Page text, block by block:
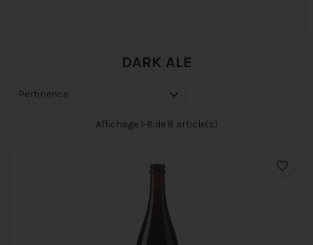
DARK ALE
Pertinence 
Affichage 1-8 de 8 article(s)
favorite_border